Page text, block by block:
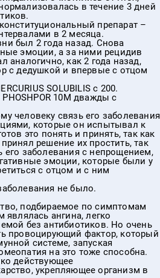
в течение 3 дней
препарат –
в 2 месяца.
был 2 года назад. Снова
эмоции, а за ними рецидив
аналогично, как 2 года назад,
с дедушкой и впервые с отцом
SOLUBILIS c 200.
10M дважды с
человеку связь его заболевания
которые он испытывал к
это понять и принять, так как
решение их простить, так
его заболевания с непрощением,
эмоции, которые были у
с отцом и с ним
не было.
подбираемое по симптомам
являлась ангина, легко
без антибиотиков. Но очень
провоцирующий фактор, который
системе, запуская
на это тоже способна.
действующее
укрепляющее организм в